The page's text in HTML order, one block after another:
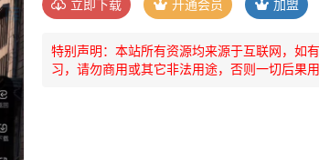
立即下载 开通会员 加盟
特别声明：本站所有资源均来源于互联网，如
习，请勿商用或其它非法用途，否则一切后果用